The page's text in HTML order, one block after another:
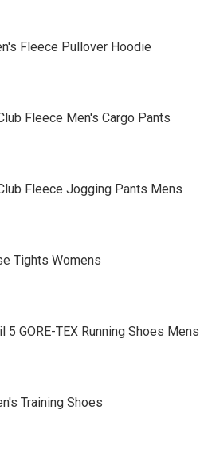
Fleece Pullover Hoodie
Fleece Men's Cargo Pants
Fleece Jogging Pants Mens
Tights Womens
5 GORE-TEX Running Shoes Mens
Training Shoes